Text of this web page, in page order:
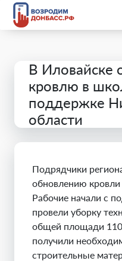
В Иловайске
кровлю в
поддержке
области
Подрядчики
обновлению кровли
Рабочие начали с
провели уборку
общей площади 110
получили
строительные